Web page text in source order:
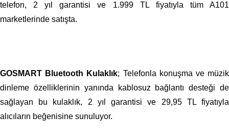
telefon, 2 yıl garantisi ve 1.999 TL fiyatıyla tüm A101
marketlerinde satışta.
GOSMART Bluetooth Kulaklık; Telefonla konuşma ve müzik
dinleme özelliklerinin yanında kablosuz bağlantı desteği de
sağlayan bu kulaklık, 2 yıl garantisi ve 29,95 TL fiyatıyla
alıcıların beğenisine sunuluyor.